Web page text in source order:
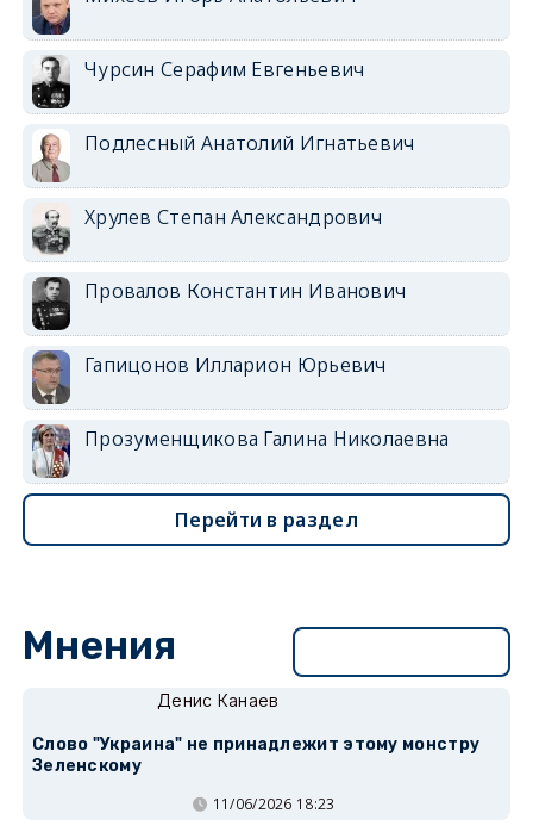
Чурсин Серафим Евгеньевич
Подлесный Анатолий Игнатьевич
Хрулев Степан Александрович
Провалов Константин Иванович
Гапицонов Илларион Юрьевич
Прозуменщикова Галина Николаевна
Перейти в раздел
Мнения
Денис Канаев
Слово "Украина" не принадлежит этому монстру
Зеленскому
11/06/2026 18:23